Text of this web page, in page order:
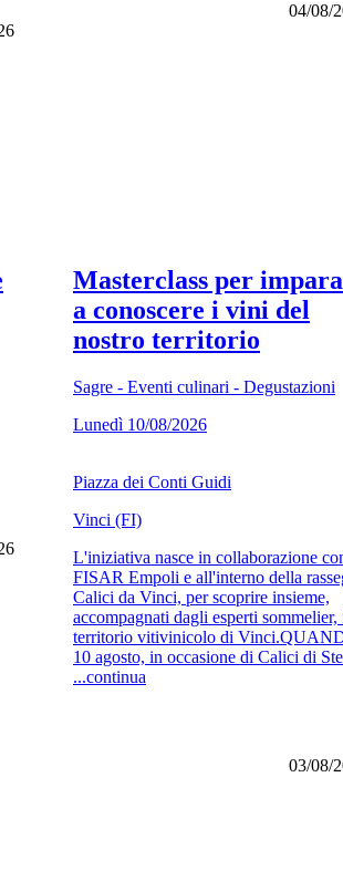
04/08/
Masterclass per
a conoscere i vini del
nostro territorio
Sagre - Eventi culinari - Degustazioni
Lunedì 10/08/2026
Piazza dei Conti Guidi
Vinci (FI)
L'iniziativa nasce in collaborazione
FISAR Empoli e all'interno della
Calici da Vinci, per scoprire insieme,
accompagnati dagli esperti sommelier,
territorio vitivinicolo di
10 agosto, in occasione di Calici di
...continua
03/08/